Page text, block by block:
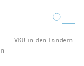
VKU in den Ländern